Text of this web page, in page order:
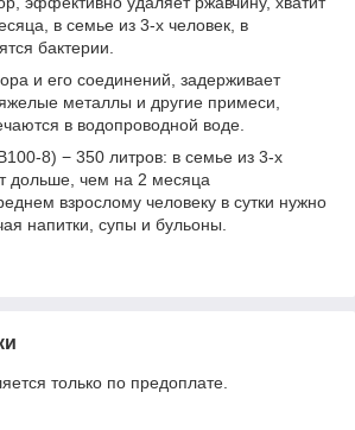
в семье из 3-х человек, в
бактерии.
и его соединений, задерживает
металлы и другие примеси,
в водопроводной воде.
8) − 350 литров: в семье из 3-х
дольше, чем на 2 месяца
взрослому человеку в сутки нужно
напитки, супы и бульоны.
только по предоплате.